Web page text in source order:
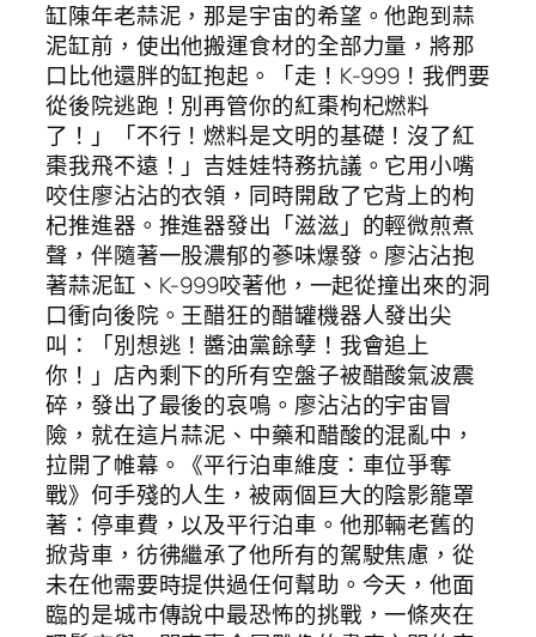
缸陳年老蒜泥，那是宇宙的希望。他跑到蒜
泥缸前，使出他搬運食材的全部力量，將那
口比他還胖的缸抱起。「走！K-999！我們要
從後院逃跑！別再管你的紅棗枸杞燃料
了！」「不行！燃料是文明的基礎！沒了紅
棗我飛不遠！」吉娃娃特務抗議。它用小嘴
咬住廖沾沾的衣領，同時開啟了它背上的枸
杞推進器。推進器發出「滋滋」的輕微煎煮
聲，伴隨著一股濃郁的蔘味爆發。廖沾沾抱
著蒜泥缸、K-999咬著他，一起從撞出來的洞
口衝向後院。王醋狂的醋罐機器人發出尖
叫：「別想逃！醬油黨餘孽！我會追上
你！」店內剩下的所有空盤子被醋酸氣波震
碎，發出了最後的哀鳴。廖沾沾的宇宙冒
險，就在這片蒜泥、中藥和醋酸的混亂中，
拉開了帷幕。《平行泊車維度：車位爭奪
戰》何手殘的人生，被兩個巨大的陰影籠罩
著：停車費，以及平行泊車。他那輛老舊的
掀背車，彷彿繼承了他所有的駕駛焦慮，從
未在他需要時提供過任何幫助。今天，他面
臨的是城市傳說中最恐怖的挑戰，一條夾在